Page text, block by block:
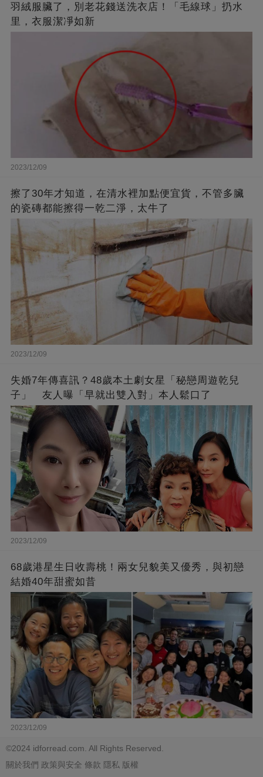
羽絨服臟了，別老花錢送洗衣店！「毛線球」扔水
里，衣服潔凈如新
2023/12/09
擦了30年才知道，在清水裡加點便宜貨，不管多臟
的瓷磚都能擦得一乾二淨，太牛了
2023/12/09
失婚7年傳喜訊？48歲本土劇女星「秘戀周遊乾兒
子」 友人曝「早就出雙入對」本人鬆口了
2023/12/09
68歲港星生日收壽桃！兩女兒貌美又優秀，與初戀
結婚40年甜蜜如昔
2023/12/09
©2024 idforread.com. All Rights Reserved.
關於我們 政策與安全 條款 隱私 版權